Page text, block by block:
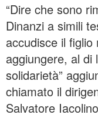
“Dire che sono
Dinanzi a simili
accudisce il
aggiungere, al
solidarietà”
chiamato il
Salvatore